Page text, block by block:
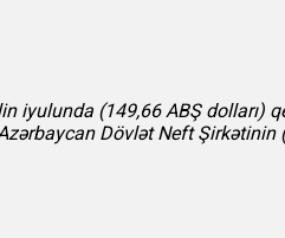
(149,66 ABŞ dolları)
Dövlət Neft Şirkətinin